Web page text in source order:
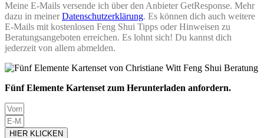
Meine E-Mails versende ich über den Anbieter GetResponse. Mehr
dazu in meinerDatenschutzerklärung. Es können dich auch weitere
E-Mails mit kostenlosen Feng Shui Tipps oder Hinweisen zu
Beratungsangeboten erreichen. Es lohnt sich! Du kannst dich
jederzeit von allem abmelden.
Fünf Elemente Kartenset zum Herunterladen anfordern.
HIER KLICKEN